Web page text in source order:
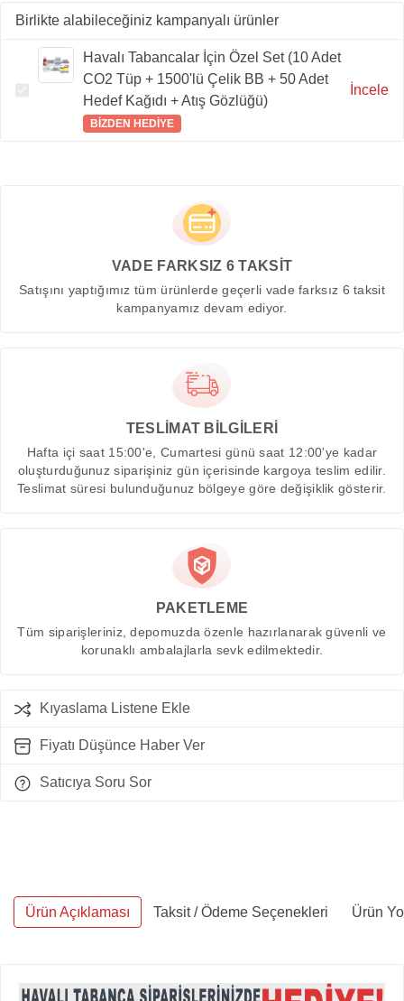
Birlikte alabileceğiniz kampanyalı ürünler
Havalı Tabancalar İçin Özel Set (10 Adet
CO2 Tüp + 1500'lü Çelik BB + 50 Adet
Hedef Kağıdı + Atış Gözlüğü)
BİZDEN HEDİYE
İncele
VADE FARKSIZ 6 TAKSİT
Satışını yaptığımız tüm ürünlerde geçerli vade farksız 6 taksit
kampanyamız devam ediyor.
TESLİMAT BİLGİLERİ
Hafta içi saat 15:00'e, Cumartesi günü saat 12:00'ye kadar
oluşturduğunuz siparişiniz gün içerisinde kargoya teslim edilir.
Teslimat süresi bulunduğunuz bölgeye göre değişiklik gösterir.
PAKETLEME
Tüm siparişleriniz, depomuzda özenle hazırlanarak güvenli ve
korunaklı ambalajlarla sevk edilmektedir.
Kıyaslama Listene Ekle
Fiyatı Düşünce Haber Ver
Satıcıya Soru Sor
Ürün Açıklaması Taksit / Ödeme Seçenekleri Ürün